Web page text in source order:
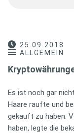
25.09.2018
ALLGEMEIN
Es ist noch gar
Haare raufte und
gekauft zu haben.
haben, legte die